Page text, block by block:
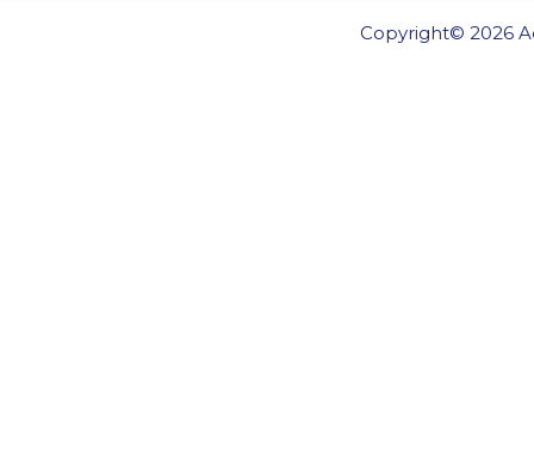
Copyright© 2026